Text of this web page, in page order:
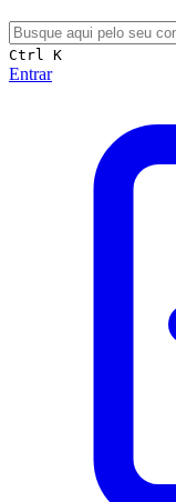
Ctrl K
Entrar